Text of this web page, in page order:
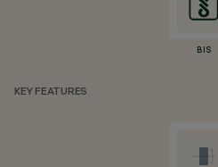
BIS
KEY FEATURES